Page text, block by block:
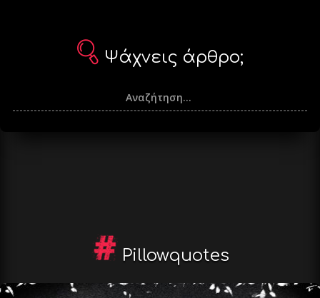
Ψάχνεις άρθρο;
Pillowquotes